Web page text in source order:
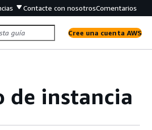
Contacte con nosotrosComentarios
Cree una cuenta AWS
de instancia